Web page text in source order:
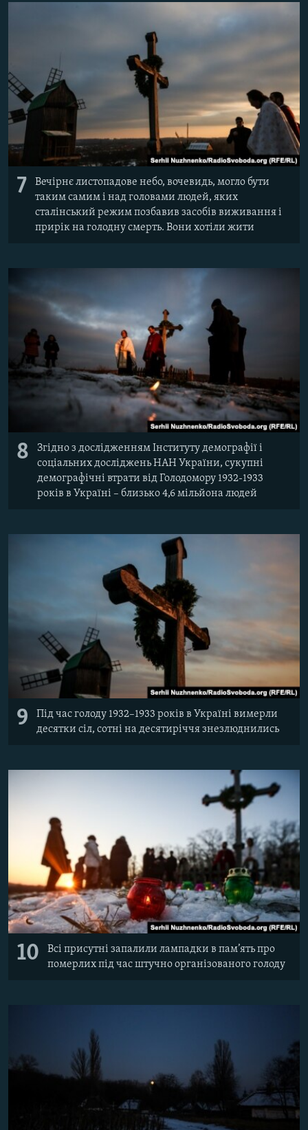
7
Вечірнє листопадове небо, вочевидь, могло бути
таким самим і над головами людей, яких
сталінський режим позбавив засобів виживання і
прирік на голодну смерть. Вони хотіли жити
8
Згідно з дослідженням Інституту демографії і
соціальних досліджень НАН України, сукупні
демографічні втрати від Голодомору 1932-1933
років в Україні – близько 4,6 мільйона людей
9
Під час голоду 1932–1933 років в Україні вимерли
десятки сіл, сотні на десятиріччя знезлюднились
10
Всі присутні запалили лампадки в пам’ять про
померлих під час штучно організованого голоду